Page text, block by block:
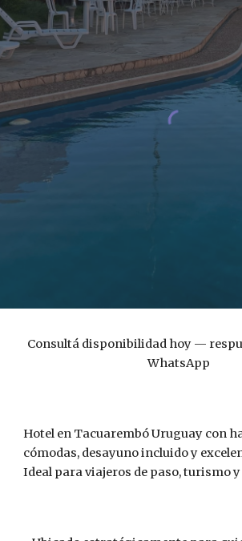
Consultá disponibilidad hoy —
WhatsApp
Hotel en Tacuarembó Uruguay con
cómodas, desayuno incluido y
Ideal para viajeros de paso, turismo